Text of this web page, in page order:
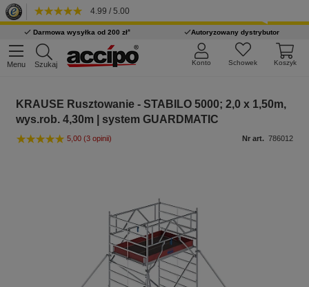
4.99 / 5.00
Darmowa wysyłka od 200 zł* Autoryzowany dystrybutor
Menu Szukaj Koszyk
Schowek
Konto
KRAUSE Rusztowanie - STABILO 5000; 2,0 x 1,50m,
wys.rob. 4,30m | system GUARDMATIC
5,00 (3 opinii) Nr art. 786012